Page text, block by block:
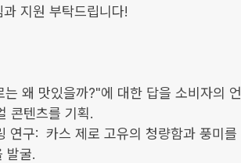
지원 부탁드립니다!
왜 맛있을까?"에 대한 답을 소비자의 언
콘텐츠를 기획.
연구:  카스 제로 고유의 청량함과 풍미를
발굴.